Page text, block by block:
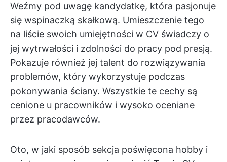
Weźmy pod uwagę kandydatkę, która pasjonuje
się wspinaczką skałkową. Umieszczenie tego
na liście swoich umiejętności w CV świadczy o
jej wytrwałości i zdolności do pracy pod presją.
Pokazuje również jej talent do rozwiązywania
problemów, który wykorzystuje podczas
pokonywania ściany. Wszystkie te cechy są
cenione u pracowników i wysoko oceniane
przez pracodawców.
Oto, w jaki sposób sekcja poświęcona hobby i